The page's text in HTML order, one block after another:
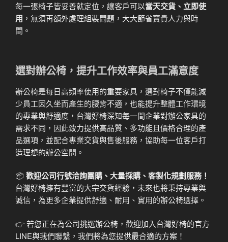
每一張椅子皆妥善就定位，讓客戶可以當天交貨、立即使
用 ，無須再額外處理組裝問題，大大節省寶貴人力與時
間。
選對辦公椅，提升工作效率與員工滿意度
辦公椅是每日高頻率使用的重要家具，選對椅子不僅能減
少員工因久坐而產生的腰背不適，也能提升整體工作環境
的專業與舒適度，台灣好椅深知每一間企業對辦公家具的
需求不同，因此致力提供高品質、多功能且價格合理的產
品選項，並配合專業交貨與售後服務，協助每一位客戶打
造理想的辦公空間。
📦 歡迎公司行號洽詢團購、大量採購、客製化規劃服務！
台灣好椅擁有豐富的大宗交貨經驗，未來也將秉持專業與
誠信，為更多企業提供舒適、耐用、實用的辦公椅選擇。
👉 若您正在為公司挑選辦公椅，歡迎加入台灣好椅的官方
LINE與我們聯繫，我們將為您提供最合適的方案！